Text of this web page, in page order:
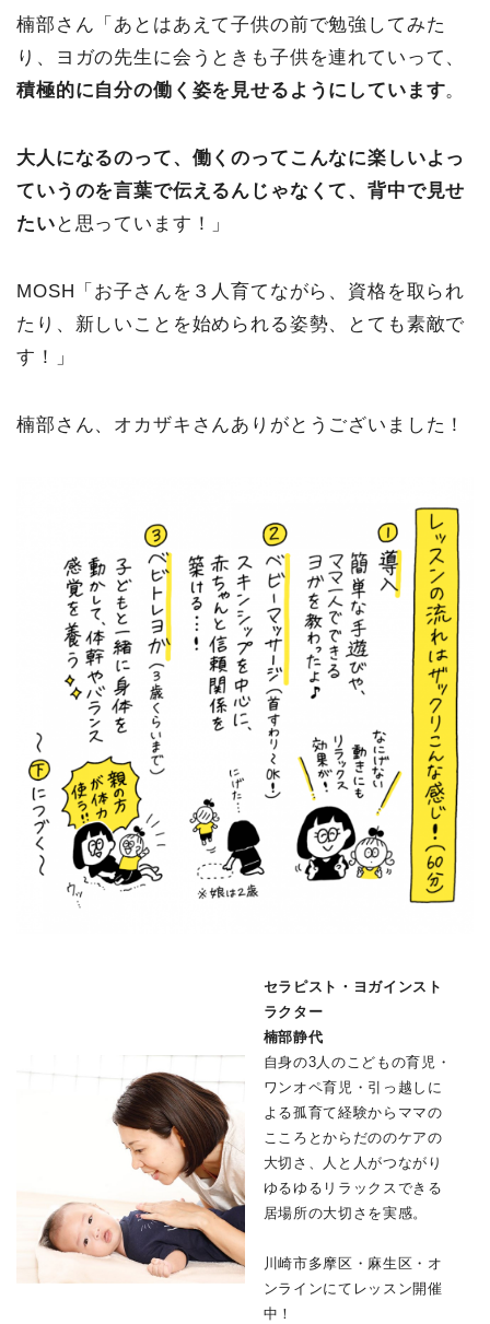
楠部さん「あとはあえて子供の前で勉強してみた
り、ヨガの先生に会うときも子供を連れていって、
積極的に自分の働く姿を見せるようにしています。
大人になるのって、働くのってこんなに楽しいよっ
ていうのを言葉で伝えるんじゃなくて、背中で見せ
たい と思っています！」
MOSH「お子さんを３人育てながら、資格を取られ
たり、新しいことを始められる姿勢、とても素敵で
す！」
楠部さん、オカザキさんありがとうございました！
セラピスト・ヨガインスト
ラクター
楠部静代
自身の3人のこどもの育児・
ワンオペ育児・引っ越しに
よる孤育て経験からママの
こころとからだののケアの
大切さ、人と人がつながり
ゆるゆるリラックスできる
居場所の大切さを実感。
川崎市多摩区・麻生区・オ
ンラインにてレッスン開催
中！